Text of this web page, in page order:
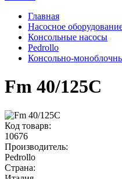
Главная
Насосное
Консольные насосы
Pedrollo
Консольно-
Fm 40/125C
Код товарв:
10676
Производитель:
Pedrollo
Страна: